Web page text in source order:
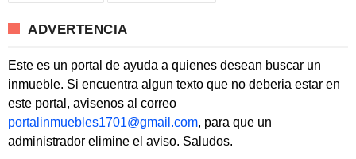
ADVERTENCIA
Este es un portal de ayuda a quienes desean buscar un
inmueble. Si encuentra algun texto que no deberia estar en
este portal, avisenos al correo
portalinmuebles1701@gmail.com, para que un
administrador elimine el aviso. Saludos.